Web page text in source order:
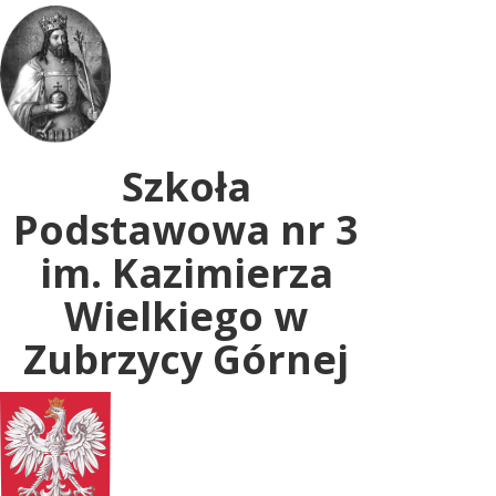
Uwaga:
ta
witryna
zawiera
system
dostępności.
Szkoła
Podstawowa nr 3
im. Kazimierza
Wielkiego w
Zubrzycy Górnej